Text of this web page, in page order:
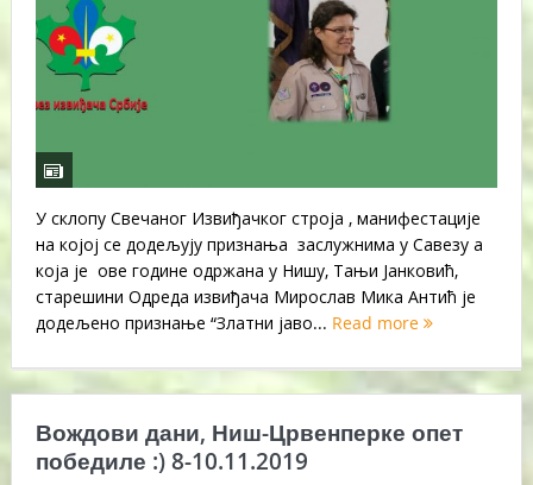
У склопу Свечаног Извиђачког строја , манифестације
на којој се додељују признања заслужнима у Савезу а
која је ове године одржана у Нишу, Тањи Јанковић,
старешини Одреда извиђача Мирослав Мика Антић је
додељено признање “Златни јаво... Read more
Вождови дани, Ниш-Црвенперке опет
победиле :) 8-10.11.2019